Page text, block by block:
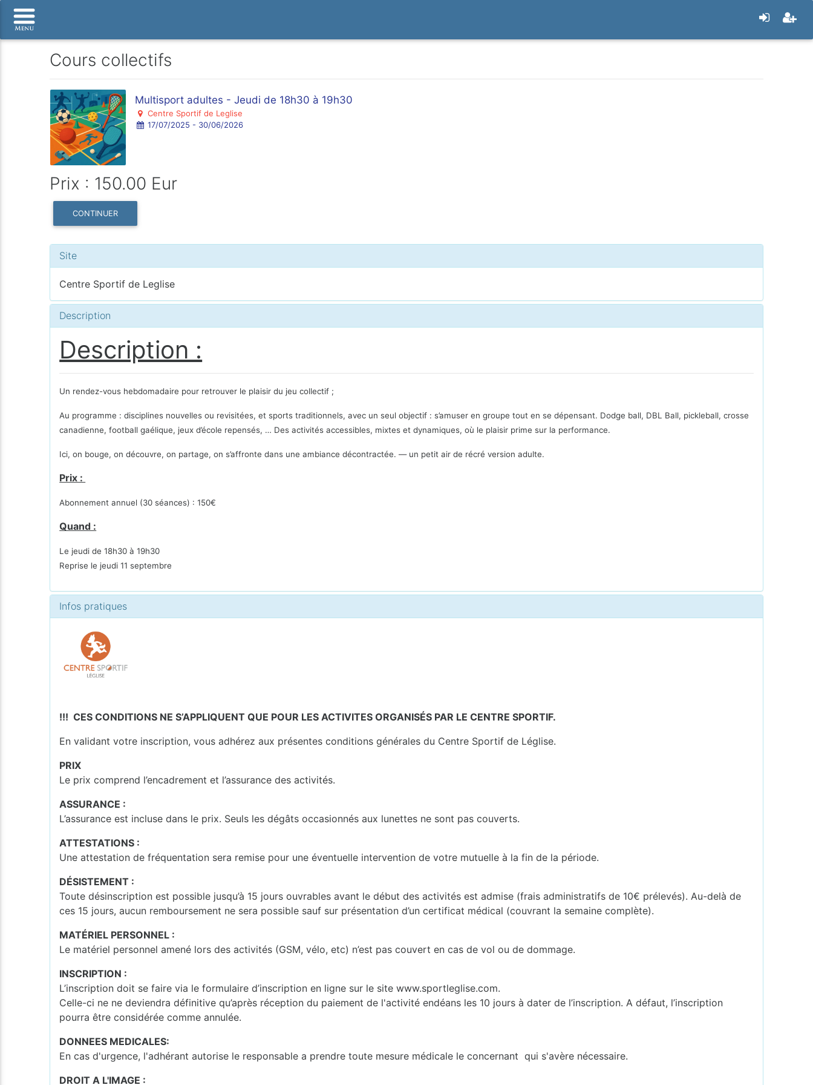
Cours collectifs
Multisport adultes - Jeudi de 18h30 à 19h30
Centre Sportif de Leglise
17/07/2025 - 30/06/2026
Prix : 150.00 Eur
CONTINUER
Site
Centre Sportif de Leglise
Description
Description :
Un rendez-vous hebdomadaire pour retrouver le plaisir du jeu collectif ;
Au programme : disciplines nouvelles ou revisitées, et sports traditionnels, avec un seul objectif : s’amuser en groupe tout en se dépensant. Dodge ball, DBL Ball, pickleball, crosse
canadienne, football gaélique, jeux d’école repensés, … Des activités accessibles, mixtes et dynamiques, où le plaisir prime sur la performance.
Ici, on bouge, on découvre, on partage, on s’affronte dans une ambiance décontractée. — un petit air de récré version adulte.
Prix :
Abonnement annuel (30 séances) : 150€
Quand :
Le jeudi de 18h30 à 19h30
Reprise le jeudi 11 septembre
Infos pratiques
!!! CES CONDITIONS NE S’APPLIQUENT QUE POUR LES ACTIVITES ORGANISÉS PAR LE CENTRE SPORTIF.
En validant votre inscription, vous adhérez aux présentes conditions générales du Centre Sportif de Léglise.
PRIX
Le prix comprend l’encadrement et l’assurance des activités.
ASSURANCE :
L’assurance est incluse dans le prix. Seuls les dégâts occasionnés aux lunettes ne sont pas couverts.
ATTESTATIONS :
Une attestation de fréquentation sera remise pour une éventuelle intervention de votre mutuelle à la fin de la période.
DÉSISTEMENT :
Toute désinscription est possible jusqu’à 15 jours ouvrables avant le début des activités est admise (frais administratifs de 10€ prélevés). Au-delà de
ces 15 jours, aucun remboursement ne sera possible sauf sur présentation d’un certificat médical (couvrant la semaine complète).
MATÉRIEL PERSONNEL :
Le matériel personnel amené lors des activités (GSM, vélo, etc) n’est pas couvert en cas de vol ou de dommage.
INSCRIPTION :
L’inscription doit se faire via le formulaire d’inscription en ligne sur le site www.sportleglise.com.
Celle-ci ne ne deviendra définitive qu’après réception du paiement de l'activité endéans les 10 jours à dater de l’inscription. A défaut, l’inscription
pourra être considérée comme annulée.
DONNEES MEDICALES:
En cas d'urgence, l'adhérant autorise le responsable a prendre toute mesure médicale le concernant qui s'avère nécessaire.
DROIT A L'IMAGE :